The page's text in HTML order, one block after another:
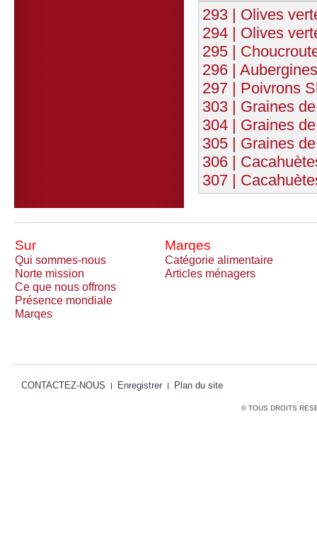
293 | Olives
294 | Olives
295 |
296 |
297 | Poivrons
303 | Graines
304 | Graines
305 | Graines
306 |
307 |
Sur Marqes
Qui sommes-nous
Catégorie alimentaire
Norte mission
Articles ménagers
Ce que nous offrons
Présence mondiale
Marqes
CONTACTEZ-NOUS Enregistrer Plan du site
© TOUS DROITS